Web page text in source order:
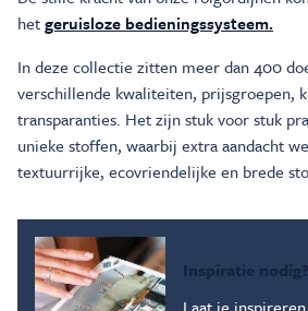
hetgeruisloze bedieningssysteem.
In deze collectie zitten meer dan 400
verschillende kwaliteiten, prijsgroepen,
transparanties. Het zijn stuk voor stuk
unieke stoffen, waarbij extra aandacht
textuurrijke, ecovriendelijke en brede
Inspiratie nodig?